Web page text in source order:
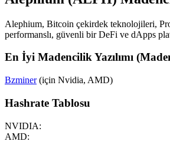
Alephium, Bitcoin çekirdek teknolojileri,
performanslı, güvenli bir DeFi ve dApps
En İyi Madencilik Yazılımı
Bzminer(için Nvidia, AMD)
Hashrate Tablosu
NVIDIA:
AMD: